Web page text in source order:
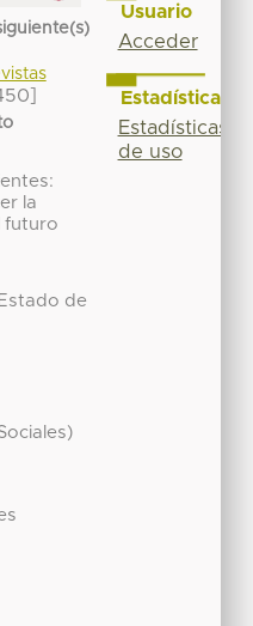
la
futuro
de
Usuario
Acceder
Estadísticas
Estadísticas
de uso